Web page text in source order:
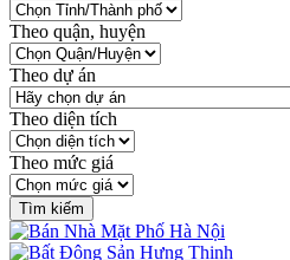
Theo quận, huyện
Theo dự án
Theo diện tích
Theo mức giá